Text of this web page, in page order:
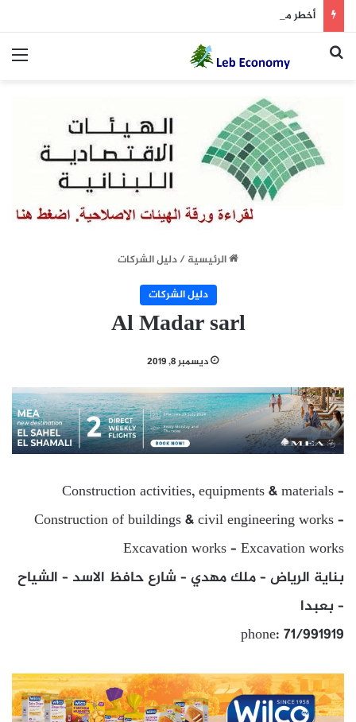
أخطر ما دار داخل غرفة المفاوضات
بحث عن
الرئيسية/دليل الشركات
دليل الشركات
Al Madar sarl
ديسمبر 8, 2019
Construction activities, equipments & materials –
Construction of buildings & civil engineering works –
Excavation works – Excavation works
بناية الرياض – ملك مهدي – شارع حافظ الاسد – الشياح
– بعبدا
phone: 71/991919